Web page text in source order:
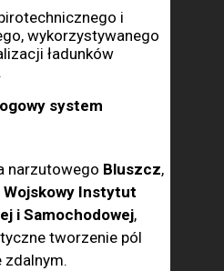
i
wykorzystywanego
ładunków
system
narzutowego Bluszcz,
Wojskowy Instytut
i Samochodowej,
tworzenie pól
zdalnym.